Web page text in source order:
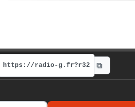
https://radio-g.fr?r32 ⧉